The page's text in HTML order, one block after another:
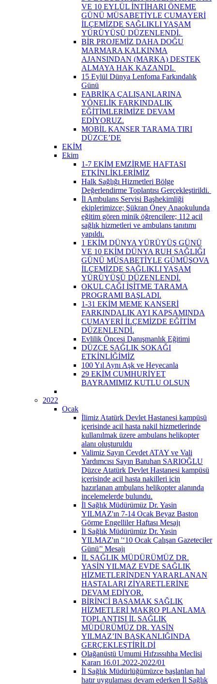
VE 10 EYLÜL İNTİHARI ÖNEME
GÜNÜ MÜSABETİYLE CUMAYERİ
İLÇEMİZDE SAĞLIKLI YAŞAM
YÜRÜYÜŞÜ DÜZENLENDİ. ​
BİR PROJEMİZ DAHA DOĞU
MARMARA KALKINMA
AJANSINDAN (MARKA) DESTEK
ALMAYA HAK KAZANDI. ​
15 Eylül Dünya Lenfoma Farkındalık
Günü
FABRİKA ÇALIŞANLARINA
YÖNELİK FARKINDALIK
EĞİTİMLERİMİZE DEVAM
EDİYORUZ.
MOBİL KANSER TARAMA TIRI
DÜZCE’DE
EKİM
Ekim
1-7 EKİM EMZİRME HAFTASI
ETKİNLİKLERİMİZ
Halk Sağlığı Hizmetleri Bölge
Değerlendirme Toplantısı Gerçekleştirildi. ​
İl Ambulans Servisi Başhekimliği
ekiplerimizce; Şükran Öney Anaokulunda
eğitim gören minik öğrencilere; 112 acil
sağlık hizmetleri ve ambulans tanıtımı
yapıldı.
1 EKİM DÜNYA YÜRÜYÜŞ GÜNÜ
VE 10 EKİM DÜNYA RUH SAĞLIĞI
GÜNÜ MÜSABETİYLE GÜMÜŞOVA
İLÇEMİZDE SAĞLIKLI YAŞAM
YÜRÜYÜŞÜ DÜZENLENDİ.
OKUL ÇAĞI İŞİTME TARAMA
PROGRAMI BAŞLADI.
1-31 EKİM MEME KANSERİ
FARKINDALIK AYI KAPSAMINDA
CUMAYERİ İLÇEMİZDE EĞİTİM
DÜZENLENDİ.
Evlilik Öncesi Danışmanlık Eğitimi
DÜZCE SAĞLIK SOKAĞI
ETKİNLİĞİMİZ
100 Yıl Aynı Aşk ve Heyecanla
29 EKİM CUMHURİYET
BAYRAMIMIZ KUTLU OLSUN
2022
Ocak
İlimiz Atatürk Devlet Hastanesi kampüsü
içerisinde acil hasta nakil hizmetlerinde
kullanılmak üzere ambulans helikopter
alanı oluşturuldu
Valimiz Sayın Cevdet ATAY ve Vali
Yardımcısı Sayın Batuhan SARIOĞLU
Düzce Atatürk Devlet Hastanesi kampüsü
içerisinde acil hasta nakilleri için
hazırlanan ambulans helikopter alanında
incelemelerde bulundu.
İl Sağlık Müdürümüz Dr. Yasin
YILMAZ'ın 7-14 Ocak Beyaz Baston
Görme Engelliler Haftası Mesajı
İl Sağlık Müdürümüz Dr. Yasin
YILMAZ'ın '‘10 Ocak Çalışan Gazeteciler
Günü’' Mesajı
İL SAĞLIK MÜDÜRÜMÜZ DR.
YASİN YILMAZ EVDE SAĞLIK
HİZMETLERİNDEN YARARLANAN
HASTALARI ZİYARETLERİNE
DEVAM EDİYOR.
BİRİNCİ BASAMAK SAĞLIK
HİZMETLERİ MAKRO PLANLAMA
TOPLANTISI İL SAĞLIK
MÜDÜRÜMÜZ DR. YASİN
YILMAZ’IN BAŞKANLIĞINDA
GERÇEKLEŞTİRİLDİ
Olağanüstü Umumi Hıfzıssıhha Meclisi
Kararı 16.01.2022-2022/01
İl Sağlık Müdürlüğümüzce başlatılan hal
hatır uygulaması devam ederken İl Sağlık